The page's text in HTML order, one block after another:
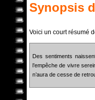
Synopsis
Voici un court résumé
Des sentiments
l’empêche de vivre
n’aura de cesse de